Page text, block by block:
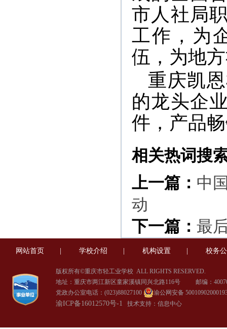
市人社局
工作，为
伍，为地
重庆凯
的龙头企
件，产品
相关热词搜
上一篇： 中
动
下一篇：最
网站首页 学校介绍 机构设置 校务
版权所有©重庆市轻工业学校 ALL RIGHTS RESERVED.
地址：重庆市两江新区童家溪镇同兴北路116号 邮编：
党政办公室电话：(023)88027100
渝公网安备
渝ICP备16012570号-1 技术支持：信息中心